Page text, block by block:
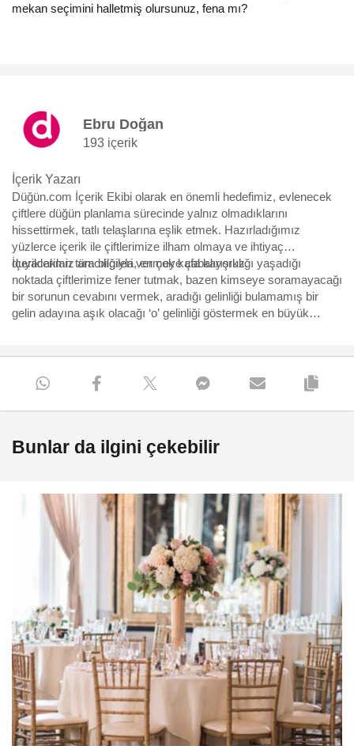
mekan seçimini halletmiş olursunuz, fena mı?
Ebru Doğan
193 içerik
İçerik Yazarı
Düğün.com İçerik Ekibi olarak en önemli hedefimiz, evlenecek
çiftlere düğün planlama sürecinde yalnız olmadıklarını
hissettirmek, tatlı telaşlarına eşlik etmek. Hazırladığımız
yüzlerce içerik ile çiftlerimize ilham olmaya ve ihtiyaç
duyacakları tüm bilgileri vermeye çabalıyoruz.
İçeriklerimiz aracılığıyla, en çok kafa karışıklığı yaşadığı
noktada çiftlerimize fener tutmak, bazen kimseye soramayacağı
bir sorunun cevabını vermek, aradığı gelinliği bulamamış bir
gelin adayına aşık olacağı ‘o’ gelinliği göstermek en büyük
çalışıyoruz.”
Bunlar da ilgini çekebilir